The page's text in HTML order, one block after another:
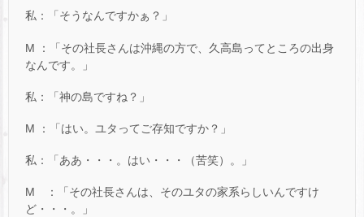
私：「そうなんですかぁ？」
M ：「その社長さんは沖縄の方で、久高島ってところの出身
なんです。」
私：「神の島ですね？」
M ：「はい。ユタってご存知ですか？」
私：「ああ・・・。はい・・・（苦笑）。」
M ：「その社長さんは、そのユタの家系らしいんですけ
ど・・・。」